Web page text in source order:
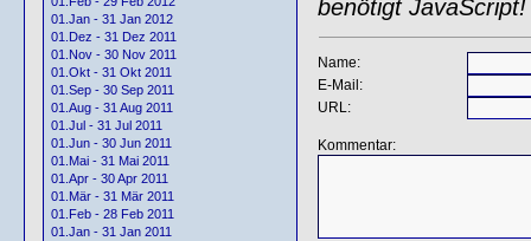
01.Jan - 31 Jan 2012
01.Dez - 31 Dez 2011
01.Nov - 30 Nov 2011
01.Okt - 31 Okt 2011
01.Sep - 30 Sep 2011
01.Aug - 31 Aug 2011
01.Jul - 31 Jul 2011
01.Jun - 30 Jun 2011
01.Mai - 31 Mai 2011
01.Apr - 30 Apr 2011
01.Mär - 31 Mär 2011
01.Feb - 28 Feb 2011
01.Jan - 31 Jan 2011
benötigt JavaScript!
Name:
E-Mail:
URL:
Kommentar: